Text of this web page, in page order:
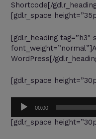
Shortcode[/
[gdlr_space
[gdlr_heading tag=”h3″
WordPress[/
[gdlr_space
Audio
Player
00:00
[gdlr_space